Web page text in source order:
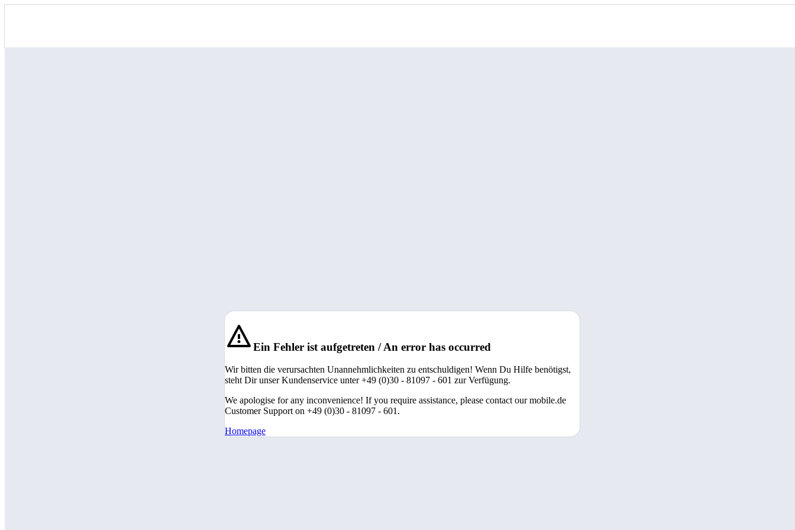
Ein Fehler ist aufgetreten / An error has occurred
Wir bitten die verursachten Unannehmlichkeiten zu entschuldigen! Wenn Du Hilfe benötigst,
steht Dir unser Kundenservice unter +49 (0)30 - 81097 - 601 zur Verfügung.
We apologise for any inconvenience! If you require assistance, please contact our mobile.de
Customer Support on +49 (0)30 - 81097 - 601.
Homepage